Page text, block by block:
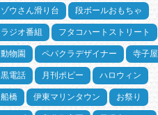
ゾウさん滑り台 段ボールおもちゃ
ラジオ番組 フタコハートストリート
動物園 ペパクラデザイナー 寺子屋
黒電話 月刊ポピー ハロウィン
船橋 伊東マリンタウン お祭り